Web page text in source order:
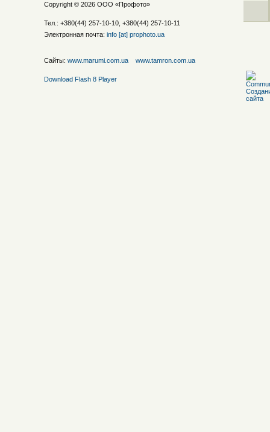
Copyright © 2026 ООО «Профото»
Тел.: +380(44) 257-10-10, +380(44) 257-10-11
Электронная почта: info [at] prophoto.ua
Сайты: www.marumi.com.ua www.tamron.com.ua
Download Flash 8 Player